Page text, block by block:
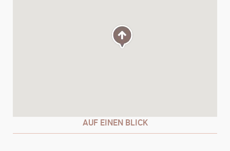
AUF EINEN BLICK